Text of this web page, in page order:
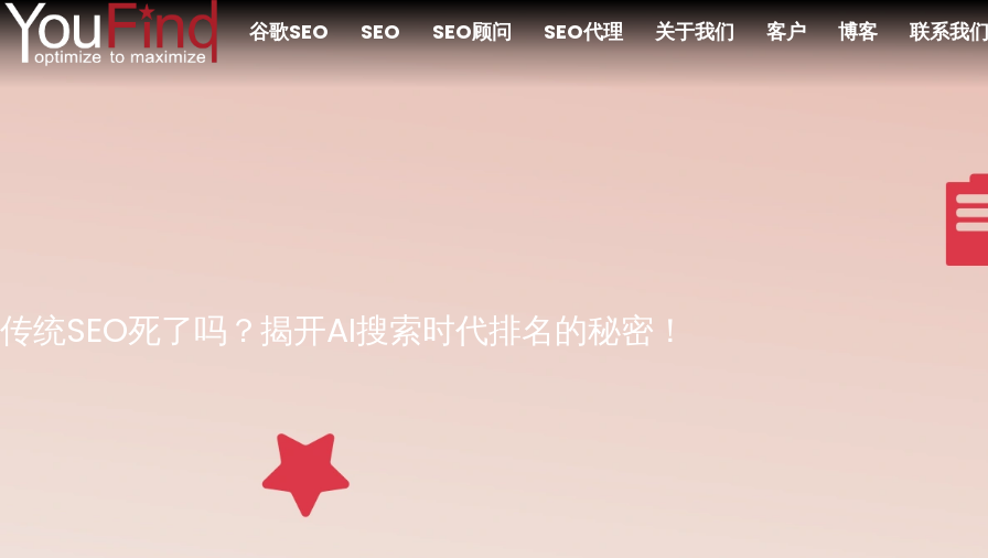
跳
至
主
谷歌SEO SEO SEO顾问 SEO代理 关于我们 客户 博客 联系我
传统SEO死了吗？揭开AI搜索时代排名的秘密！